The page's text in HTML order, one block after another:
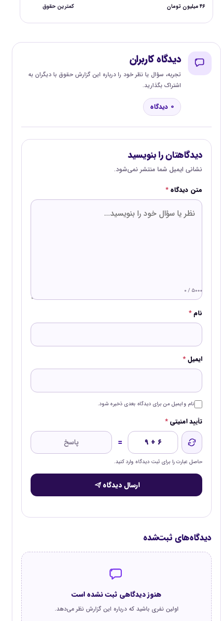
کمترین حقوق ۴۶ میلیون تومان
دیدگاه کاربران
تجربه، سؤال یا نظر خود را درباره این گزارش حقوق با دیگران به
اشتراک بگذارید.
0 دیدگاه
دیدگاهتان را بنویسید
نشانی ایمیل شما منتشر نمی‌شود.
متن دیدگاه*
۰ / ۵۰۰۰
نام*
ایمیل*
نام و ایمیل من برای دیدگاه بعدی ذخیره شود.
تأیید امنیتی*
۹ + ۶ =
حاصل عبارت را برای ثبت دیدگاه وارد کنید.
ارسال دیدگاه
دیدگاه‌های ثبت‌شده
هنوز دیدگاهی ثبت نشده است
اولین نفری باشید که درباره این گزارش نظر می‌دهد.